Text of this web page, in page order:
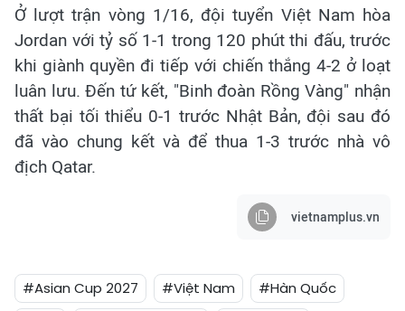
Ở lượt trận vòng 1/16, đội tuyển Việt Nam hòa
Jordan với tỷ số 1-1 trong 120 phút thi đấu, trước
khi giành quyền đi tiếp với chiến thắng 4-2 ở loạt
luân lưu. Đến tứ kết, "Binh đoàn Rồng Vàng" nhận
thất bại tối thiểu 0-1 trước Nhật Bản, đội sau đó
đã vào chung kết và để thua 1-3 trước nhà vô
địch Qatar.
vietnamplus.vn
#Asian Cup 2027 #Việt Nam
#Hàn Quốc